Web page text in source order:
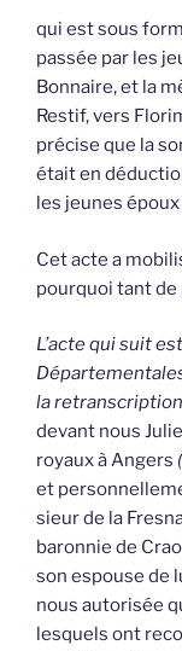
qui est sous
passée par les
Bonnaire, et la
Restif, vers
précise que la
était en
les jeunes
Cet acte a
pourquoi tant
L’acte qui suit
la retranscription
devant nous
royaux à Angers
et
sieur de la
baronnie de
son espouse de
nous autorisée
lesquels ont